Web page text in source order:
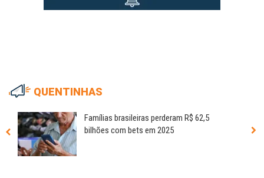
QUENTINHAS
Famílias brasileiras perderam R$ 62,5
bilhões com bets em 2025